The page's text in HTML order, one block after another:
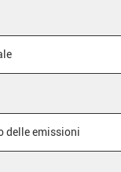
delle emissioni